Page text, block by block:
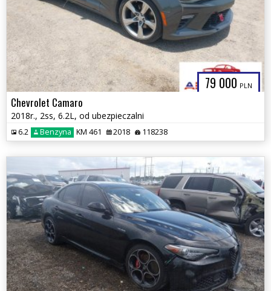
79 000 PLN
Chevrolet Camaro
2018r., 2ss, 6.2L, od ubezpieczalni
6.2 Benzyna KM 461 2018 118238